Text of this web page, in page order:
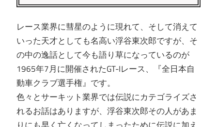
か
ま
え
て
い
て
詳
し
く
紹
介
レース業界に彗星のように現れて、そして消えて
いった天才としても名高い浮谷東次郎ですが、そ
の中の逸話として今も語り草になっているのが
1965年7月に開催されたGT-Iレース、『全日本自
動車クラブ選手権』です。
色々とサーキット業界では伝説にカテゴライズさ
れるお話はありますが、浮谷東次郎その人があま